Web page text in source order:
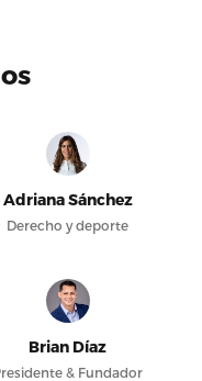
Adriana Sánchez
Derecho y deporte
Brian Díaz
& Fundador